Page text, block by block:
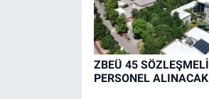
ZBEÜ 45 SÖZLEŞMELİ
PERSONEL ALINACAK